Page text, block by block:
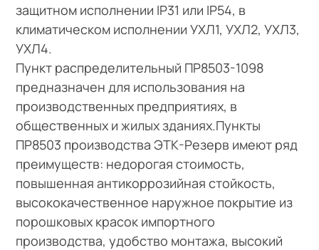
защитном исполнении IP31 или IP54, в
климатическом исполнении УХЛ1, УХЛ2, УХЛ3,
УХЛ4.
Пункт распределительный ПР8503-1098
предназначен для использования на
производственных предприятиях, в
общественных и жилых зданиях.Пункты
ПР8503 производства ЭТК-Резерв имеют ряд
преимуществ: недорогая стоимость,
повышенная антикоррозийная стойкость,
высококачественное наружное покрытие из
порошковых красок импортного
производства, удобство монтажа, высокий